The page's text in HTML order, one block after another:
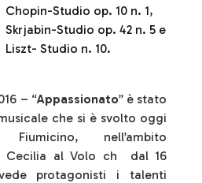
Chopin-Studio op. 10 n. 1,
Skrjabin-Studio op. 42 n. 5 e
Liszt- Studio n. 10.
– “Appassionato” è stato
che si è svolto oggi
nell’ambito
Cecilia al Volo ch dal 16
protagonisti i talenti